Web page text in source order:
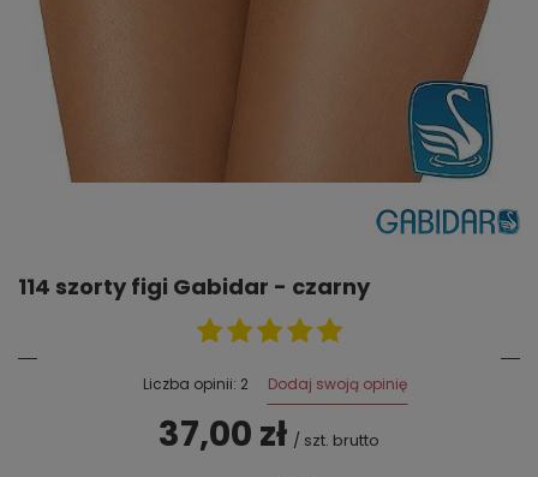
114 szorty figi Gabidar - czarny
Liczba opinii: 2 Dodaj swoją opinię
37,00 zł / szt. brutto